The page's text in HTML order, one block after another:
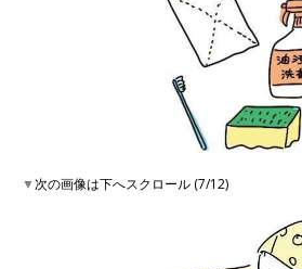
▼次の画像は下へスクロール (7/12)